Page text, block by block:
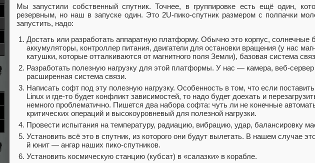
Мы запустили собственный спутник. Точнее, в группировке есть ещё один,
резервным, но наш в запуске один. Это 2U-пико-спутник размером с полпачки
запустить, надо:
Достать или разработать аппаратную платформу. Обычно это корпус, солнечные
аккумуляторы, контроллер питания, двигатели для остановки вращения (у нас
катушки, которые отталкиваются от магнитного поля Земли), базовая система
Разработать полезную нагрузку для этой платформы. У нас — камера, веб-
расширенная система связи.
Написать софт под эту полезную нагрузку. Особенность в том, что если
Linux и где-то будет конфликт зависимостей, то надо будет доехать и
немного проблематично. Пишется два набора софта: чуть ли не конечные
критических операций и высокоуровневый для полезной нагрузки.
Провести испытания на температуру, радиацию, вибрацию, удар, балансировку
Установить всё это в спутник, из которого они будут вылетать. В нашем случае
й юнит — ангар наших пико-спутников.
Установить космическую станцию (кубсат) в «салазки» в корабле.